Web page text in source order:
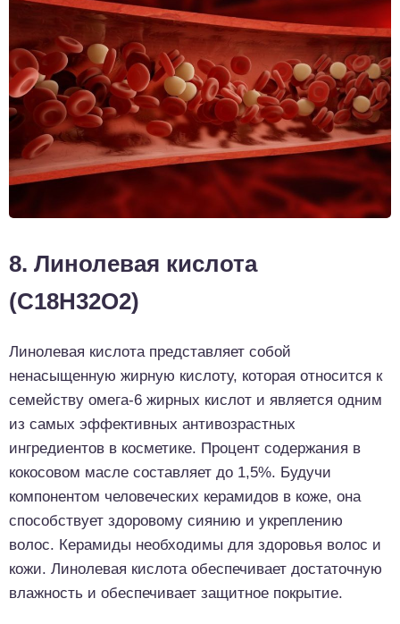
8. Линолевая кислота
(C18H32O2)
Линолевая кислота представляет собой
ненасыщенную жирную кислоту, которая относится к
семейству омега-6 жирных кислот и является одним
из самых эффективных антивозрастных
ингредиентов в косметике. Процент содержания в
кокосовом масле составляет до 1,5%. Будучи
компонентом человеческих керамидов в коже, она
способствует здоровому сиянию и укреплению
волос. Керамиды необходимы для здоровья волос и
кожи. Линолевая кислота обеспечивает достаточную
влажность и обеспечивает защитное покрытие.